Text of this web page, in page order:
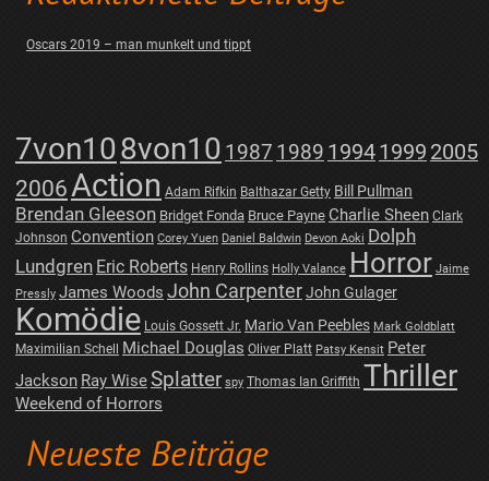
Oscars 2019 – man munkelt und tippt
7von108von10 1987 1989 19941999 2005
2006Action Adam Rifkin Balthazar Getty Bill Pullman
Brendan Gleeson Bridget Fonda Bruce Payne Charlie Sheen Clark
Johnson Convention Corey Yuen Daniel Baldwin Devon Aoki Dolph
Lundgren Eric Roberts Henry Rollins Holly Valance Horror Jaime
Pressly James Woods John CarpenterJohn Gulager
Komödie Louis Gossett Jr. Mario Van Peebles Mark Goldblatt
Maximilian Schell Michael Douglas Oliver Platt Patsy Kensit Peter
Jackson Ray WiseSplatter spy Thomas Ian Griffith Thriller
Weekend of Horrors
Neueste Beiträge